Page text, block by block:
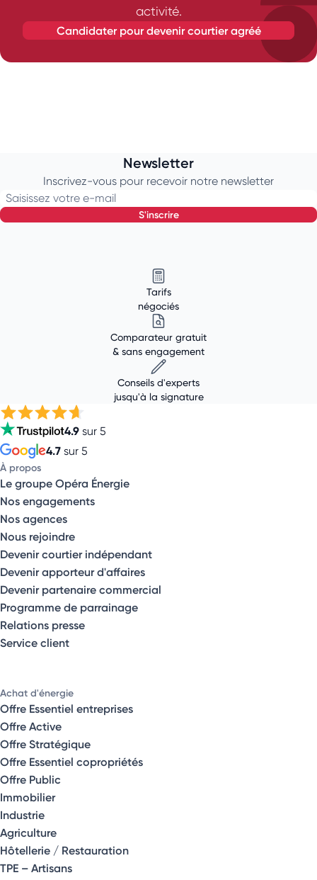
activité.
candidater pour devenir courtier agréé
Newsletter
Inscrivez-vous pour recevoir notre newsletter
Saisissez votre e-mail
s'inscrire
Tarifs
négociés
Comparateur gratuit
& sans engagement
Conseils d'experts
jusqu'à la signature
4.9 sur 5
4.7 sur 5
À propos
Le groupe Opéra Énergie
Nos engagements
Nos agences
Nous rejoindre
Devenir courtier indépendant
Devenir apporteur d'affaires
Devenir partenaire commercial
Programme de parrainage
Relations presse
Service client
Achat d'énergie
Offre Essentiel entreprises
Offre Active
Offre Stratégique
Offre Essentiel copropriétés
Offre Public
Immobilier
Industrie
Agriculture
Hôtellerie / Restauration
TPE – Artisans